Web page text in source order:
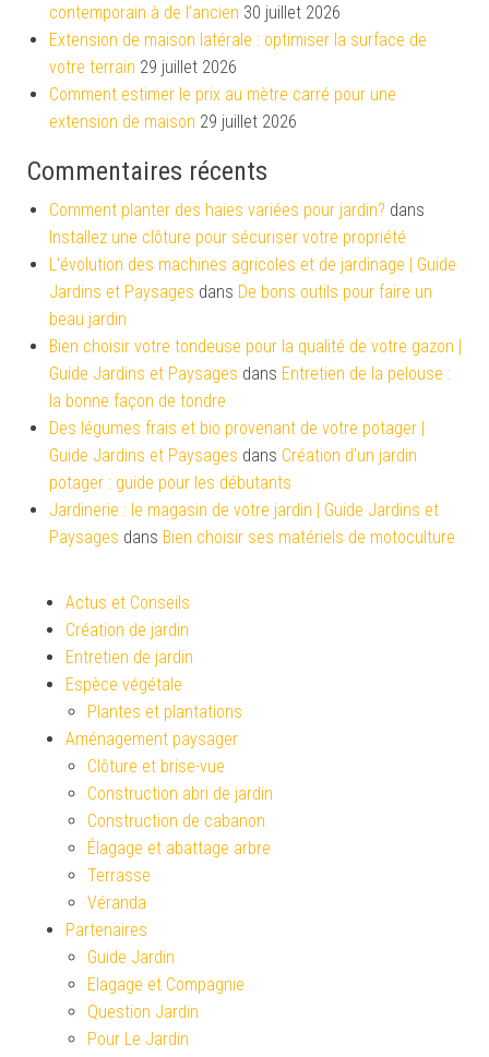
contemporain à de l’ancien 30 juillet 2026
Extension de maison latérale : optimiser la surface de
votre terrain 29 juillet 2026
Comment estimer le prix au mètre carré pour une
extension de maison 29 juillet 2026
Commentaires récents
Comment planter des haies variées pour jardin? dans
Installez une clôture pour sécuriser votre propriété
L'évolution des machines agricoles et de jardinage | Guide
Jardins et Paysages dans De bons outils pour faire un
beau jardin
Bien choisir votre tondeuse pour la qualité de votre gazon |
Guide Jardins et Paysages dans Entretien de la pelouse :
la bonne façon de tondre
Des légumes frais et bio provenant de votre potager |
Guide Jardins et Paysages dans Création d’un jardin
potager : guide pour les débutants
Jardinerie : le magasin de votre jardin | Guide Jardins et
Paysages dans Bien choisir ses matériels de motoculture
Actus et Conseils
Création de jardin
Entretien de jardin
Espèce végétale
Plantes et plantations
Aménagement paysager
Clôture et brise-vue
Construction abri de jardin
Construction de cabanon
Élagage et abattage arbre
Terrasse
Véranda
Partenaires
Guide Jardin
Elagage et Compagnie
Question Jardin
Pour Le Jardin